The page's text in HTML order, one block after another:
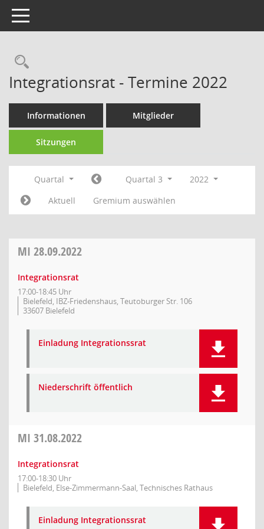
Toggle navigation
Rechercheauswahl
Integrationsrat - Termine 2022
Informationen Mitglieder
Sitzungen
Quartal Quartal 3
2022
Aktuell
Gremium auswählen
MI 28.09.2022
Integrationsrat
17:00-18:45 Uhr
Bielefeld, IBZ-Friedenshaus, Teutoburger Str. 106
33607 Bielefeld
Einladung Integrationssrat
Niederschrift öffentlich
MI 31.08.2022
Integrationsrat
17:00-18:30 Uhr
Bielefeld, Else-Zimmermann-Saal, Technisches Rathaus
Einladung Integrationssrat